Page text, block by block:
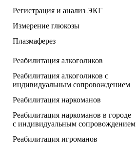
Регистрация и анализ ЭКГ
Измерение глюкозы
Плазмаферез
Реабилитация алкоголиков
Реабилитация алкоголиков с
индивидуальным сопровождением
Реабилитация наркоманов
Реабилитация наркоманов в городе
с индивидуальным сопровождением
Реабилитация игроманов